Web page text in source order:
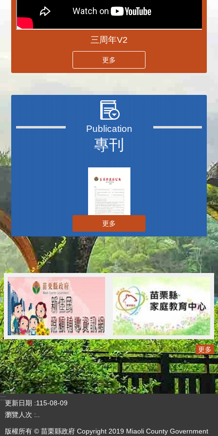
三周年V2
更多
專刊
更多
更多
:::
更新日期
115-08-09
瀏覽人次
..
版權所有 © 苗栗縣政府 Copyright 2019 Miaoli County Government